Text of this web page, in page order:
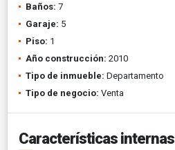
Baños: 7
Garaje: 5
Piso: 1
Año construcción: 2010
Tipo de inmueble: Departamento
Tipo de negocio: Venta
Características internas